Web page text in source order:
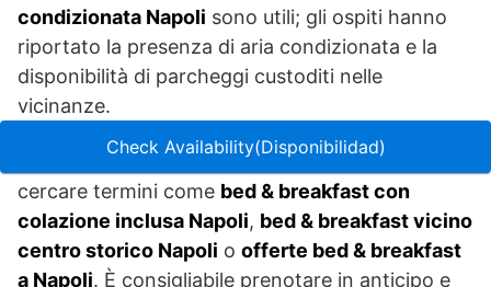
condizionata Napoli sono utili; gli ospiti hanno
riportato la presenza di aria condizionata e la
disponibilità di parcheggi custoditi nelle
vicinanze.
Per chi vuole trovare soluzioni mirate si possono
cercare termini come bed & breakfast con
colazione inclusa Napoli, bed & breakfast vicino
centro storico Napoli o offerte bed & breakfast
a Napoli. È consigliabile prenotare in anticipo e
Check Availability(Disponibilidad)